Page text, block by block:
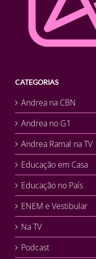
CATEGORIAS
Andrea na CBN
Andrea no G1
Andrea Ramal na TV
Educação em Casa
Educação no País
ENEM e Vestibular
Na TV
Podcast